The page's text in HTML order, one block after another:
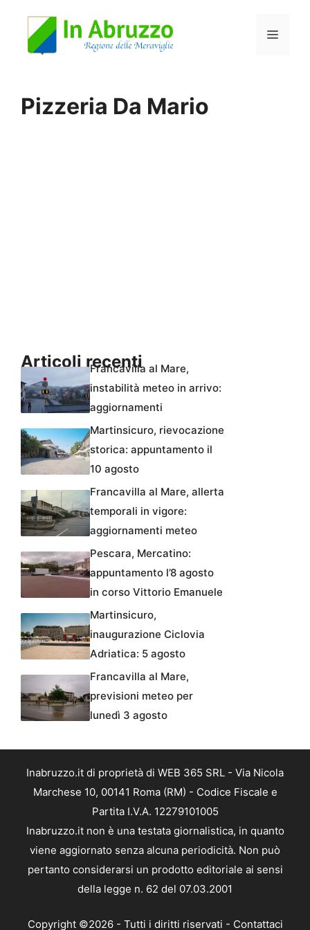
Menu
Pizzeria Da Mario
Articoli recenti
Francavilla al Mare,
instabilità meteo in arrivo:
aggiornamenti
Martinsicuro, rievocazione
storica: appuntamento il
10 agosto
Francavilla al Mare, allerta
temporali in vigore:
aggiornamenti meteo
Pescara, Mercatino:
appuntamento l’8 agosto
in corso Vittorio Emanuele
Martinsicuro,
inaugurazione Ciclovia
Adriatica: 5 agosto
Francavilla al Mare,
previsioni meteo per
lunedì 3 agosto
Inabruzzo.it di proprietà di WEB 365 SRL - Via Nicola
Marchese 10, 00141 Roma (RM) - Codice Fiscale e
Partita I.V.A. 12279101005
Inabruzzo.it non è una testata giornalistica, in quanto
viene aggiornato senza alcuna periodicità. Non può
pertanto considerarsi un prodotto editoriale ai sensi
della legge n. 62 del 07.03.2001
Copyright ©2026 - Tutti i diritti riservati - Contattaci